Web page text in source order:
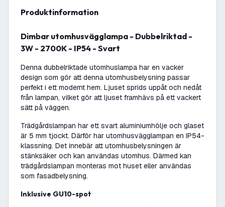
produktinformation
Dimbar utomhusvägglampa - Dubbelriktad -
3W - 2700K - IP54 - Svart
Denna dubbelriktade utomhuslampa har en vacker
design som gör att denna utomhusbelysning passar
perfekt i ett modernt hem. Ljuset sprids uppåt och nedåt
från lampan, vilket gör att ljuset framhävs på ett vackert
sätt på väggen.
Trädgårdslampan har ett svart aluminiumhölje och glaset
är 5 mm tjockt. Därför har utomhusvägglampan en IP54-
klassning. Det innebär att utomhusbelysningen är
stänksäker och kan användas utomhus. Därmed kan
trädgårdslampan monteras mot huset eller användas
som fasadbelysning.
Inklusive GU10-spot